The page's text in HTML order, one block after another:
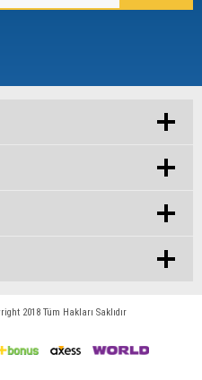
2018 Tüm Hakları Saklıdır